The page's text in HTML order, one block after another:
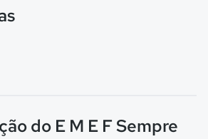
do E M E F Sempre